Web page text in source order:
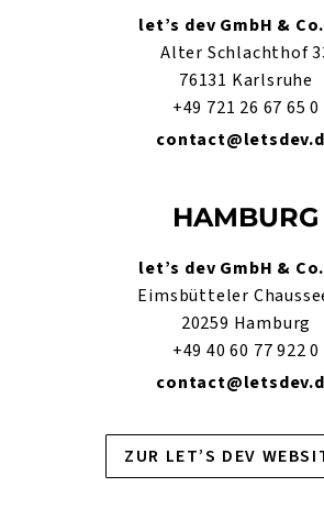
let’s dev GmbH &
Alter Schlachthof
76131 Karlsruhe
+49 721 26 67 65 0
HAMBURG
let’s dev GmbH &
Eimsbütteler
20259 Hamburg
+49 40 60 77 922 0
ZUR LET’S DEV